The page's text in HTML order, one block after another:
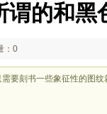
谓的和黑
：0
要刻书一些象征性的图